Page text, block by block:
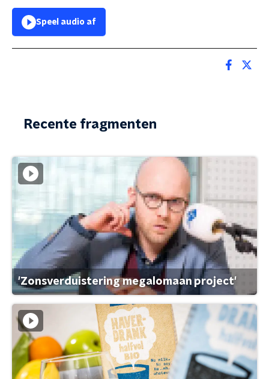
Speel audio af
Recente fragmenten
'Zonsverduistering megalomaan project'